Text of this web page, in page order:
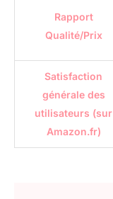
Rapport
Qualité/Prix
Satisfaction
générale des
utilisateurs (sur
Amazon.fr)